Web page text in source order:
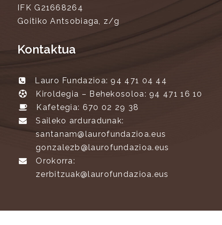
IFK G21668264
Goitiko Antsobiaga, z/g
Kontaktua
Lauro Fundazioa: 94 471 04 44
Kiroldegia – Behekosoloa: 94 471 16 10
Kafetegia: 670 02 29 38
Saileko arduradunak:
santanam@laurofundazioa.eus
gonzalezb@laurofundazioa.eus
Orokorra:
zerbitzuak@laurofundazioa.eus